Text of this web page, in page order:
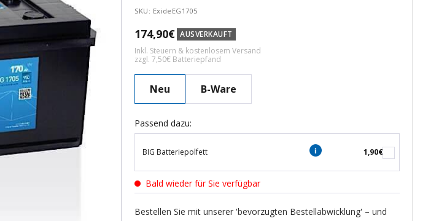
SKU: ExideEG1705
Angebotspreis
174,90€ AUSVERKAUFT
Inkl. Steuern & kostenlosem Versand
zzgl. 7,50€ Batteriepfand
Neu B-Ware
Passend dazu:
BIG Batteriepolfett 1,90€
Bald wieder für Sie verfügbar
Bestellen Sie mit unserer 'bevorzugten Bestellabwicklung' – und